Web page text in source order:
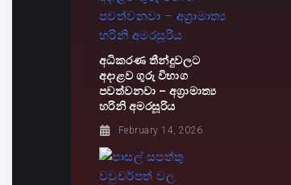
අධිකරණ තීන්දුවලට
අදාළව ගුරු විභාග
පවත්වනවා – අග්‍රාමාත්‍ය
හරිනි අමරසූරිය
February 14, 2026